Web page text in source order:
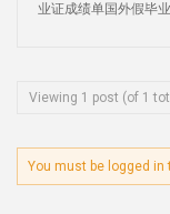
业证成绩单国外假毕
Viewing 1 post (of 1
You must be logged in